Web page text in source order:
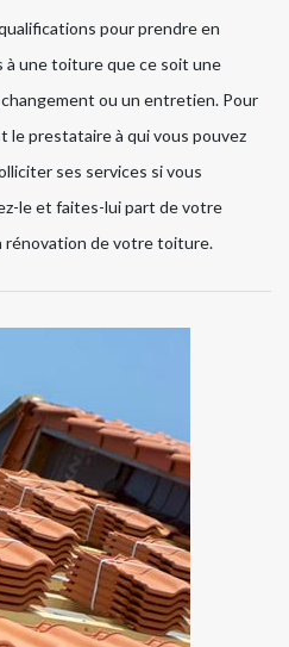
pour prendre en
une toiture que ce soit une
ou un entretien. Pour
prestataire à qui vous pouvez
ses services si vous
le et faites-lui part de votre
rénovation de votre toiture.